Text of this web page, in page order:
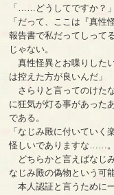
「……どうしてですか？」
「だって、ここは『真
報告書で私だってしって
じゃない。
真性怪異とお喋りした
は控えた方が良いんだ」
さらりと言ってのけた
に狂気が灯る事があった
である。
「なじみ殿に付いてい
怪しいでありますな……。
どちらかと言えばなじ
なじみ殿の偽物という可
本人認証と言うために